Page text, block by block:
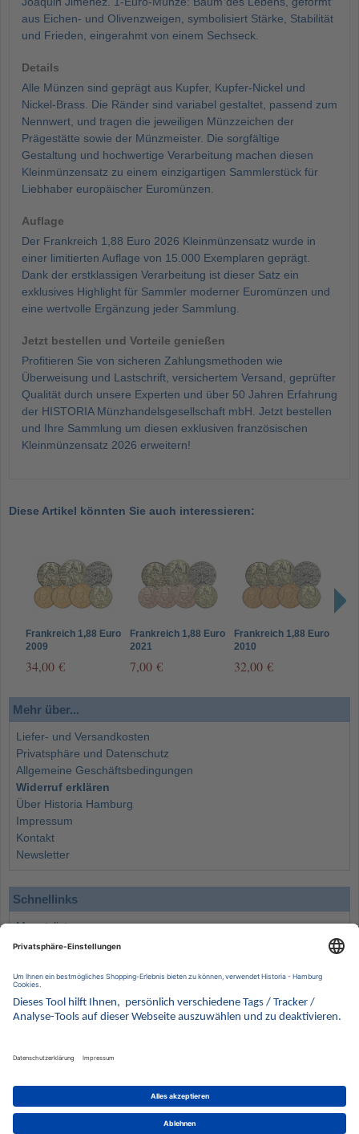
aus Eichen- und Olivenzweigen, symbolisiert Stärke, Stabilität
und Frieden, eingerahmt von einem Sechseck.
Details
Alle Münzen sind geprägt aus Kupfer, Kupfer-Nickel und
Nickel-Brass. Die Ränder sind variabel gestaltet, passend zum
Nennwert, und tragen die jeweiligen Münzzeichen der
Prägestätte sowie der Münzmeister. Die sorgfältige
Gestaltung und hochwertige Verarbeitung machen diesen
Kleinmünzensatz zu einem einzigartigen Sammlerstück für
Liebhaber europäischer Euromünzen.
Auflage
Der Frankreich 1,88 Euro 2026 Kleinmünzensatz wurde in
einer limitierten Auflage von 15.000 Exemplaren geprägt.
Dank der erstklassigen Verarbeitung ist dieser Satz ein
exklusives Highlight für Sammler moderner Euromünzen und
eine wertvolle Ergänzung jeder Sammlung.
Jetzt bestellen und Vorteile genießen
Profitieren Sie von sicheren Zahlungsmethoden wie
Überweisung und Lastschrift, versichertem Versand, geprüfter
Qualität durch unsere Experten und über 50 Jahren Erfahrung
der HISTORIA Münzhandelsgesellschaft mbH. Jetzt bestellen
und Ihre Sammlung um diesen exklusiven französischen
Kleinmünzensatz 2026 erweitern!
Diese Artikel könnten Sie auch interessieren:
Frankreich 1,88 Euro
2009
34,00 €
Frankreich 1,88 Euro
2021
7,00 €
Frankreich 1,88 Euro
2010
32,00 €
Mehr über...
Liefer- und Versandkosten
Privatsphäre und Datenschutz
Allgemeine Geschäftsbedingungen
Widerruf erklären
Über Historia Hamburg
Impressum
Kontakt
Newsletter
Schnellinks
Monatsliste
Angebote
Wissenswertes
Kontakt
Wir behalten uns vor, für ausgewählte Münzen die Differenzbesteuerung gemäß § 25a UStG
anzuwenden.
Alle Angebote freibleibend solange der Vorrat reicht. Irrtum vorbehalten. Bilder sind